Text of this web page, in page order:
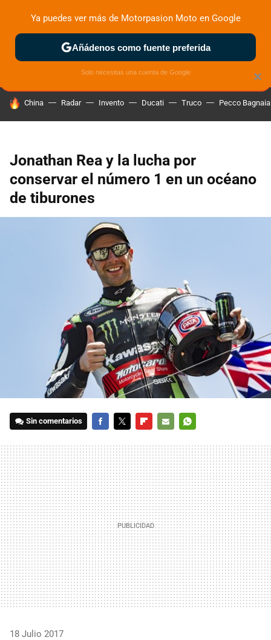
ZONA DE PRUEBAS DEPORTIVAS MOTOS ELÉCTRICAS
HOY SE HABLA DE
China Radar Invento Ducati Truco Pecco Bagnaia
Jonathan Rea y la lucha por
conservar el número 1 en un océano
de tiburones
Sin comentarios
MAIL
18 Julio 2017
×
Ya puedes ver más de Motorpasion Moto en Google
Añádenos como fuente preferida
Solo necesitas una cuenta de Google